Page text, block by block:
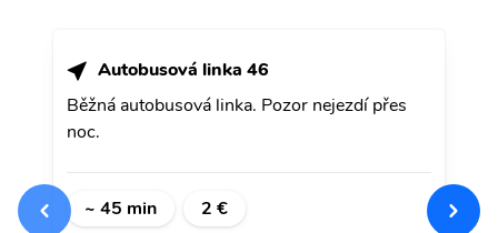
Autobusová linka 46
Běžná autobusová linka. Pozor nejezdí přes
noc.
~ 45 min 2 €